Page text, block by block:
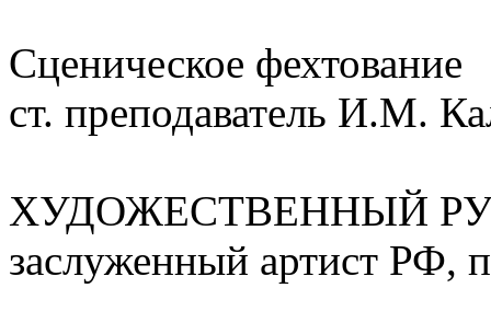
Сценическое фехтование
ст. преподаватель И.М.
ХУДОЖЕСТВЕННЫЙ
заслуженный артист